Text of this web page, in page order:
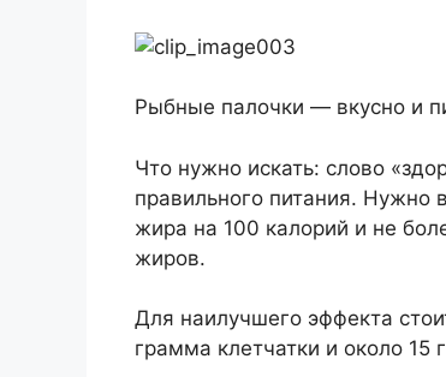
Рыбные палочки — вкусно и
Что нужно искать: слово
правильного питания.
жира на 100 калорий и не
жиров.
Для наилучшего эффекта
грамма клетчатки и около 15